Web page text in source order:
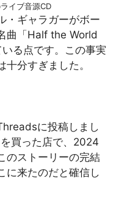
イブ音源CD
・ギャラガーがボー
曲「Half the World
る点です。この事実
分すぎました。
に投稿しまし
買った店で、2024
のストーリーの完結
に来たのだと確信し